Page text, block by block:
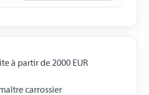
à partir de 2000 EUR
carrossier